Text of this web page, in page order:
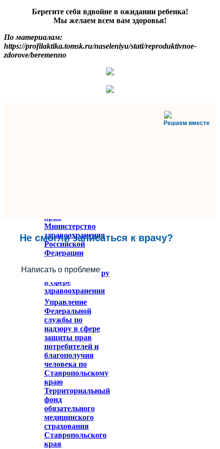
Берегите себя вдвойне в ожидании ребенка!
Мы желаем всем вам здоровья!
По материалам:
https://profilaktika.tomsk.ru/naseleniyu/stati/reproduktivnoe-
zdorove/beremenno
Решаем вместе
Не смогли записаться к врачу?
Написать о проблеме
края
Министерство
здравоохранения
Российской
Федерации
Федеральное
служба по надзору
в сфере
здравоохранения
Управление
Федеральной
службы по
надзору в сфере
защиты прав
потребителей и
благополучия
человека по
Ставропольскому
краю
Территориальный
фонд
обязательного
медицинского
страхования
Ставропольского
края